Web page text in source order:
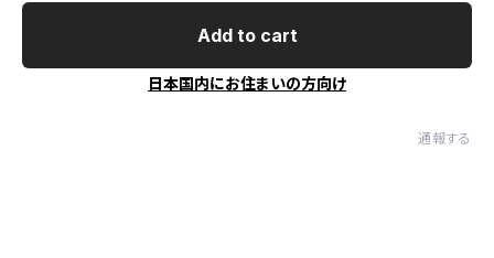
Add to cart
日本国内にお住まいの方向け
通報する